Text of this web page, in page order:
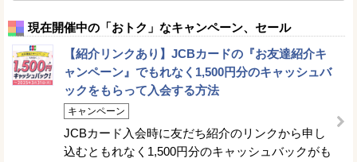
現在開催中の「おトク」なキャンペーン、セール
【紹介リンクあり】JCBカードの『お友達紹介キ
ャンペーン』でもれなく1,500円分のキャッシュバ
ックをもらって入会する方法
キャンペーン
JCBカード入会時に友だち紹介のリンクから申し
込むともれなく1,500円分のキャッシュバックがも